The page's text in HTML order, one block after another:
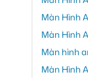
Màn Hình
Màn Hình
Màn hình
Màn Hình